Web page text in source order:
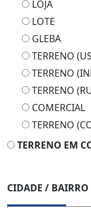
LOJA
LOTE
GLEBA
TERRENO
TERRENO
TERRENO
COMERCIAL
TERRENO
TERRENO EM
CIDADE / BAIRRO